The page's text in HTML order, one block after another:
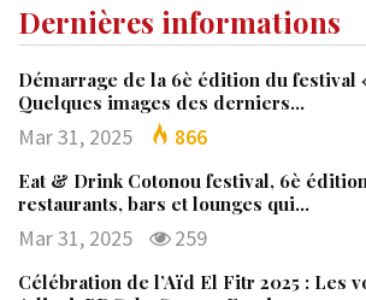
Dernières informations
Démarrage de la 6è édition du festival
Quelques images des derniers…
Mar 31, 2025 866
Eat & Drink Cotonou festival, 6è
restaurants, bars et lounges qui…
Mar 31, 2025 259
Célébration de l’Aïd El Fitr 2025 : Les